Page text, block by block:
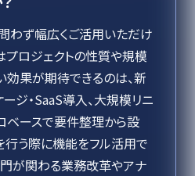
わず幅広くご活用いただけ
プロジェクトの性質や規模
効果が期待できるのは、新
ジ・SaaS導入、大規模リニ
ベースで要件整理から設
行う際に機能をフル活用で
門が関わる業務改革やアナ